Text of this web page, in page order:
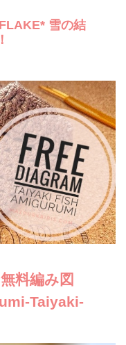
雪の結
料編み図
Taiyaki-